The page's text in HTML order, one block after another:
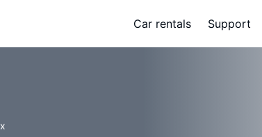
Car rentals Support